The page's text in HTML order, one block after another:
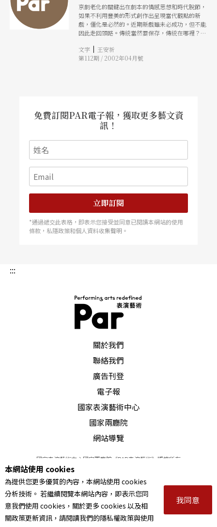
京劇老化的關鍵出在劇本的情感思想和時代脫節，
如果不利用豐美的形式創作出呈現當代觀點的新
戲，僵化是必然的。近期新戲雖未必成功，但不能
因此走回頭路。傳統當然要保存，傳統在哪裡？就
是維繫任何一項藝術的不二法門。
文字 | 王安祈
第112期 / 2002年04月號
免費訂閱PAR電子報，獲取更多藝文資
訊！
立即訂閱
*通過遞交此表格，即表示您接受並同意已閱讀本網站的使用
條款，私隱政策和個人資料收集聲明。
:::
關於我們
聯絡我們
廣告刊登
電子報
國家表演藝術中心
國家兩廳院
網站導覽
國家表演藝術中心國家兩廳院《PAR表演藝術》版權所有
© 2022Performing arts redefined. All Rights Reserved
統一編號 Tax Id number 00973926
本站所提供相關演出資訊，如有異動應以主辦單位公告為準。
服務條款｜隱私權聲明｜著作權聲明
本網站使用 cookies
為提供您更多優質的內容，本網站使用 cookies
分析技術。 若繼續閱覽本網站內容，即表示您同
意我們使用 cookies，關於更多 cookies 以及相
關政策更新資訊，請閱讀我們的隱私權政策與使用
我同意